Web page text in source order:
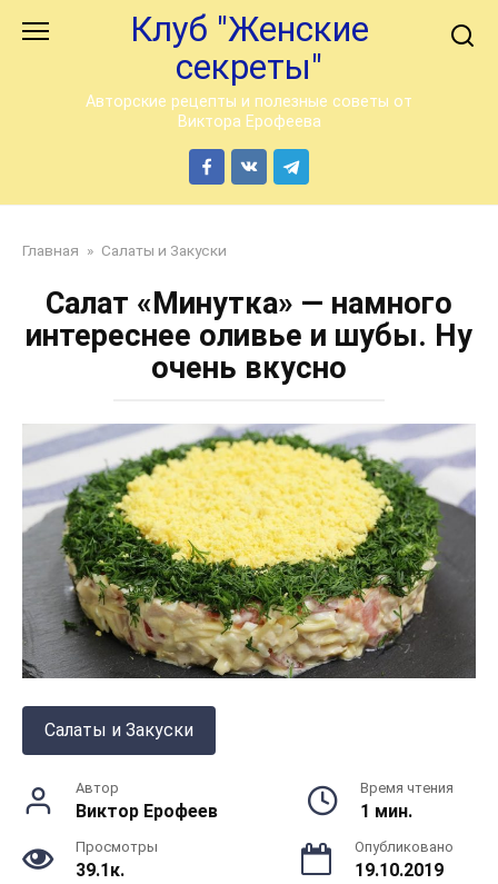
Клуб "Женские
секреты"
Авторские рецепты и полезные советы от
Виктора Ерофеева
Главная » Салаты и Закуски
Салат «Минутка» — намного
интереснее оливье и шубы. Ну
очень вкусно
Салаты и Закуски
Автор
Виктор Ерофеев
Время чтения
1 мин.
Просмотры
39.1к.
Опубликовано
19.10.2019